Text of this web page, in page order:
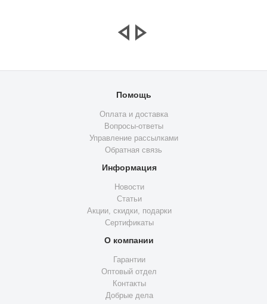
Помощь
Оплата и доставка
Вопросы-ответы
Управление рассылками
Обратная связь
Информация
Новости
Статьи
Акции, скидки, подарки
Сертификаты
О компании
Гарантии
Оптовый отдел
Контакты
Добрые дела